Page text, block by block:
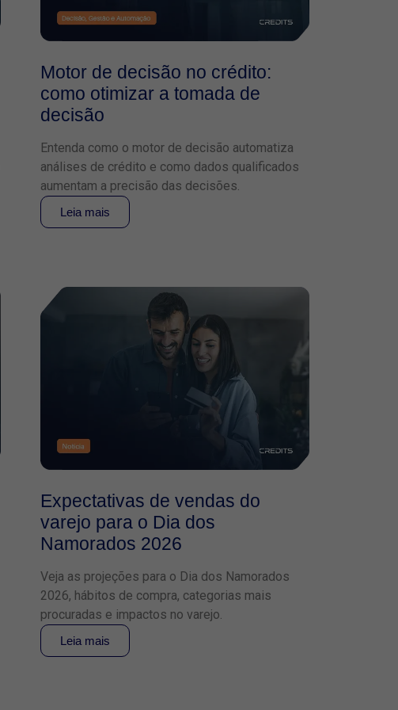
Motor de decisão no crédito:
como otimizar a tomada de
decisão
Entenda como o motor de decisão automatiza
análises de crédito e como dados qualificados
aumentam a precisão das decisões.
Leia mais
Expectativas de vendas do
varejo para o Dia dos
Namorados 2026
Veja as projeções para o Dia dos Namorados
2026, hábitos de compra, categorias mais
procuradas e impactos no varejo.
Leia mais